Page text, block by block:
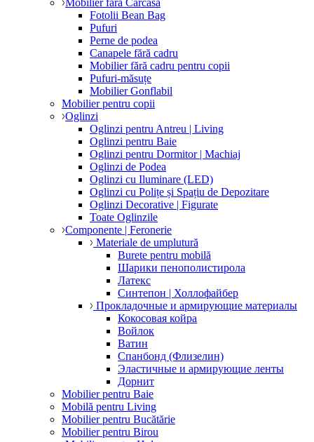
Mobilier fără Carcasă
Fotolii Bean Bag
Pufuri
Perne de podea
Canapele fără cadru
Mobilier fără cadru pentru copii
Pufuri-măsuțe
Mobilier Gonflabil
Mobilier pentru copii
Oglinzi
Oglinzi pentru Antreu | Living
Oglinzi pentru Baie
Oglinzi pentru Dormitor | Machiaj
Oglinzi de Podea
Oglinzi cu Iluminare (LED)
Oglinzi cu Polițe și Spațiu de Depozitare
Oglinzi Decorative | Figurate
Toate Oglinzile
Componente | Feronerie
Materiale de umplutură
Burete pentru mobilă
Шарики пенополистирола
Латекс
Синтепон | Холлофайбер
Прокладочные и армирующие материалы
Кокосовая койра
Войлок
Ватин
Спанбонд (Флизелин)
Эластичные и армирующие ленты
Дорнит
Mobilier pentru Baie
Mobilă pentru Living
Mobilier pentru Bucătărie
Mobilier pentru Birou